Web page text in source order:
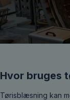
Hvor bruges
Tørisblæsning kan